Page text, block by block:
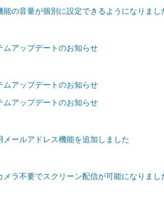
能の音量が個別に設定できるようになりまし
ムアップデートのお知らせ
ムアップデートのお知らせ
ムアップデートのお知らせ
メールアドレス機能を追加しました
メラ不要でスクリーン配信が可能になりまし